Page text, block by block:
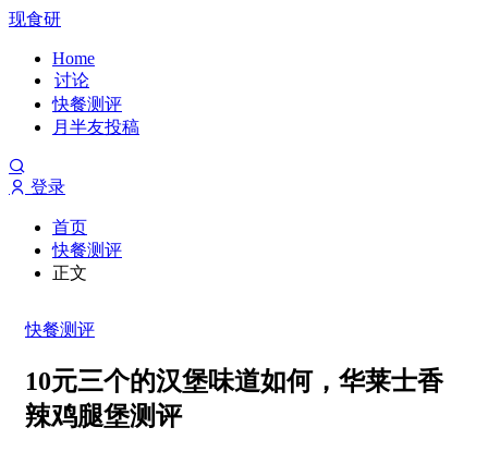
现食研
Home
讨论
快餐测评
月半友投稿
登录
首页
快餐测评
正文
快餐测评
10元三个的汉堡味道如何，华莱士香
辣鸡腿堡测评